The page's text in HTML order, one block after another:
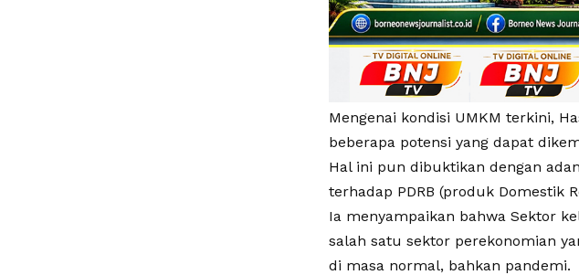
Mengenai kondisi UMKM terkini,
beberapa potensi yang dapat
Hal ini pun dibuktikan dengan
terhadap PDRB (produk Domestik
Ia menyampaikan bahwa Sektor
salah satu sektor perekonomian
di masa normal, bahkan pandemi.